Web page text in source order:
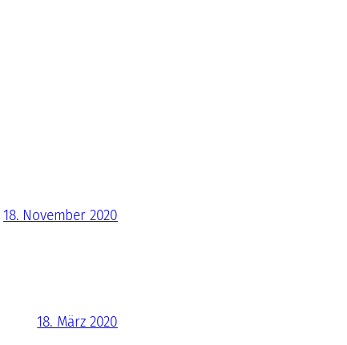
18. November 2020
18. März 2020